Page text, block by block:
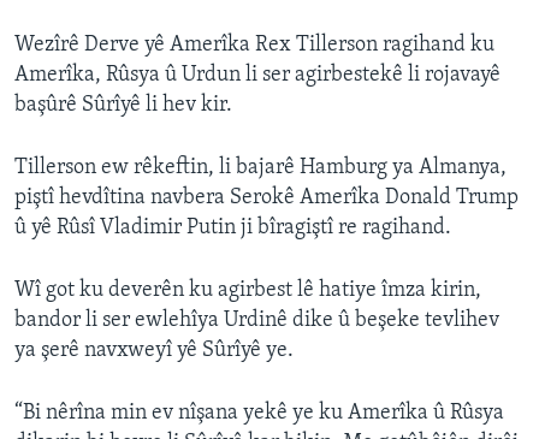
Learning English
Wezîrê Derve yê Amerîka Rex Tillerson ragihand ku
Amerîka, Rûsya û Urdun li ser agirbestekê li rojavayê
başûrê Sûrîyê li hev kir.
Tillerson ew rêkeftin, li bajarê Hamburg ya Almanya,
piştî hevdîtina navbera Serokê Amerîka Donald Trump
û yê Rûsî Vladimir Putin ji bîragiştî re ragihand.
Wî got ku deverên ku agirbest lê hatiye îmza kirin,
bandor li ser ewlehîya Urdinê dike û beşeke tevlihev
ya şerê navxweyî yê Sûrîyê ye.
“Bi nêrîna min ev nîşana yekê ye ku Amerîka û Rûsya